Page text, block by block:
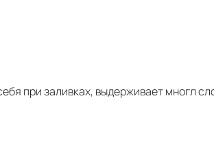
при заливках, выдерживает многл